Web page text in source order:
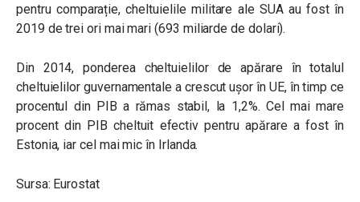
pentru comparație, cheltuielile militare ale SUA au fost în
2019 de trei ori mai mari (693 miliarde de dolari).
Din 2014, ponderea cheltuielilor de apărare în totalul
cheltuielilor guvernamentale a crescut ușor în UE, în timp ce
procentul din PIB a rămas stabil, la 1,2%. Cel mai mare
procent din PIB cheltuit efectiv pentru apărare a fost în
Estonia, iar cel mai mic în Irlanda.
Sursa: Eurostat